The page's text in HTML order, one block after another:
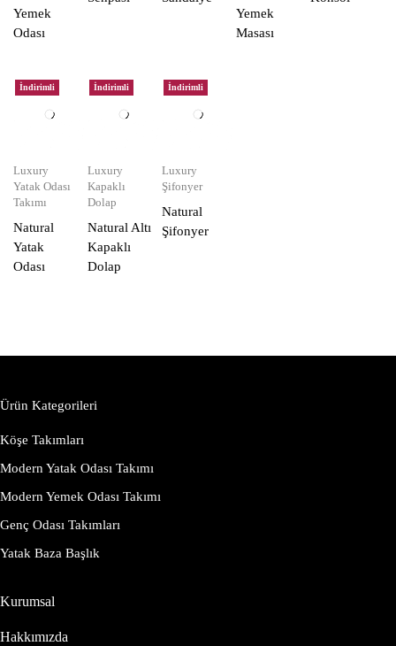
Yemek
Odası
Yemek
Masası
İndirimli
Luxury
Yatak Odası
Takımı
Natural
Yatak
Odası
İndirimli
Luxury
Kapaklı
Dolap
Natural Altı
Kapaklı
Dolap
İndirimli
Luxury
Şifonyer
Natural
Şifonyer
Ürün Kategorileri
Köşe Takımları
Modern Yatak Odası Takımı
Modern Yemek Odası Takımı
Genç Odası Takımları
Yatak Baza Başlık
Kurumsal
Hakkımızda